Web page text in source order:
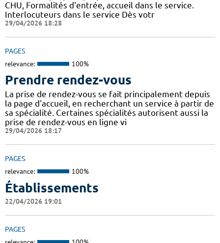
CHU, Formalités d'entrée, accueil dans le service.
Interlocuteurs dans le service Dès votr
29/04/2026 18:28
PAGES
relevance: 100%
Prendre rendez-vous
La prise de rendez-vous se fait principalement depuis
la page d'accueil, en recherchant un service à partir de
sa spécialité. Certaines spécialités autorisent aussi la
prise de rendez-vous en ligne vi
29/04/2026 18:17
PAGES
relevance: 100%
Établissements
22/04/2026 19:01
PAGES